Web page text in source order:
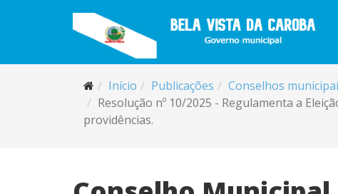
Início Publicações Conselhos
Resolução nº 10/2025 - Regulamenta a
providências.